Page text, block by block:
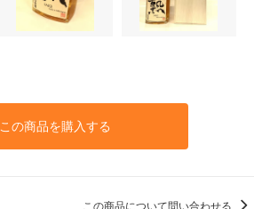
この商品を購入する
この商品について問い合わせる